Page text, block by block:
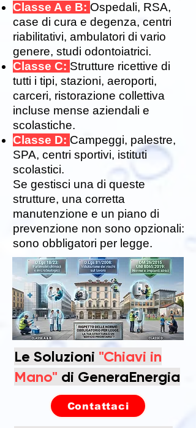
Classe A e B: Ospedali, RSA,
case di cura e degenza, centri
riabilitativi, ambulatori di vario
genere, studi odontoiatrici.
Classe C: Strutture ricettive di
tutti i tipi, stazioni, aeroporti,
carceri, ristorazione collettiva
incluse mense aziendali e
scolastiche.
Classe D: Campeggi, palestre,
SPA, centri sportivi, istituti
scolastici.
Se gestisci una di queste
strutture, una corretta
manutenzione e un piano di
prevenzione non sono opzionali:
sono obbligatori per legge.
Le Soluzioni "Chiavi in
Mano" di GeneraEnergia
Contattaci